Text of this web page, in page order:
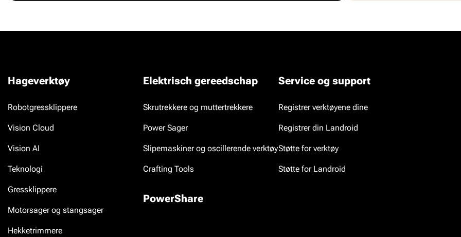
Hageverktøy
Robotgressklippere
Vision Cloud
Vision AI
Teknologi
Gressklippere
Motorsager og stangsager
Hekketrimmere
Elektrisch gereedschap
Skrutrekkere og muttertrekkere
Power Sager
Slipemaskiner og oscillerende verktøy
Crafting Tools
PowerShare
Service og support
Registrer verktøyene dine
Registrer din Landroid
Støtte for verktøy
Støtte for Landroid